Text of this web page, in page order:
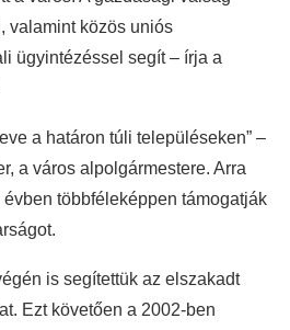
valamint közös uniós
ügyintézéssel segít – írja a
a határon túli településeken” –
a város alpolgármestere. Arra
többféleképpen támogatják
is segítettük az elszakadt
Ezt követően a 2002-ben